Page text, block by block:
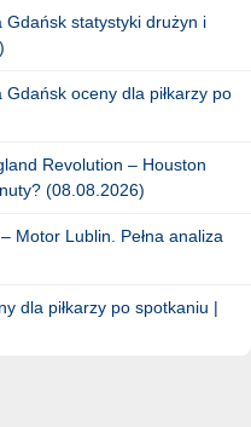
Gdańsk statystyki drużyn i
oceny dla piłkarzy po
Revolution – Houston
(08.08.2026)
Motor Lublin. Pełna analiza
dla piłkarzy po spotkaniu |